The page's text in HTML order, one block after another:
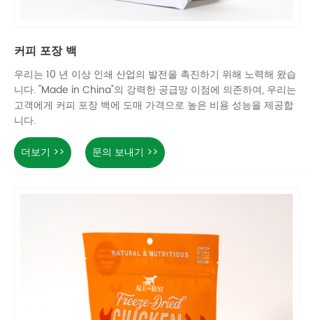
커피 포장 백
우리는 10 년 이상 인쇄 산업의 발전을 촉진하기 위해 노력해 왔습
니다. "Made in China"의 강력한 공급망 이점에 의존하여, 우리는
고객에게 커피 포장 백에 도매 가격으로 높은 비용 성능을 제공합
니다.
더보기 >>
문의 보내기 >>